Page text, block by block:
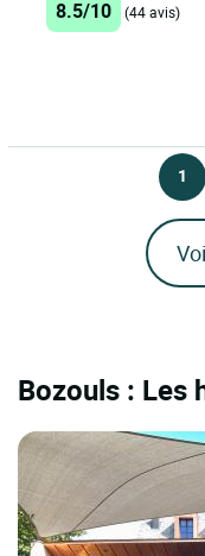
8.5/10 (44 avis)
1
Bozouls : Les